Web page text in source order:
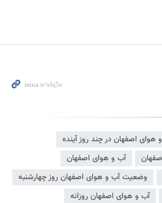
هوای اصفهان در چند روز آینده
آب و هوای اصفهان
وضعیت آب و هوای اصفهان روز چهارشنبه
آب و هوای اصفهان روزانه